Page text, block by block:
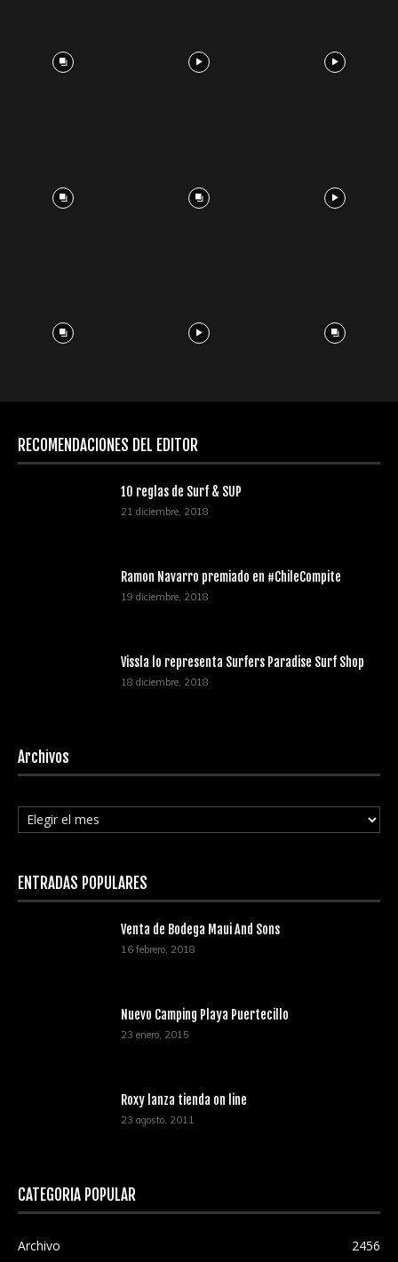
RECOMENDACIONES DEL EDITOR
10 reglas de Surf & SUP
21 diciembre, 2018
Ramon Navarro premiado en #ChileCompite
19 diciembre, 2018
Vissla lo representa Surfers Paradise Surf Shop
18 diciembre, 2018
Archivos
Archivos
ENTRADAS POPULARES
Venta de Bodega Maui And Sons
16 febrero, 2018
Nuevo Camping Playa Puertecillo
23 enero, 2015
Roxy lanza tienda on line
23 agosto, 2011
CATEGORÍA POPULAR
Archivo
2456